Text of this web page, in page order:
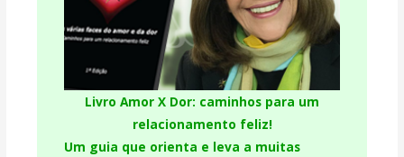
Livro Amor X Dor: caminhos para um
relacionamento feliz!
Um guia que orienta e leva a muitas